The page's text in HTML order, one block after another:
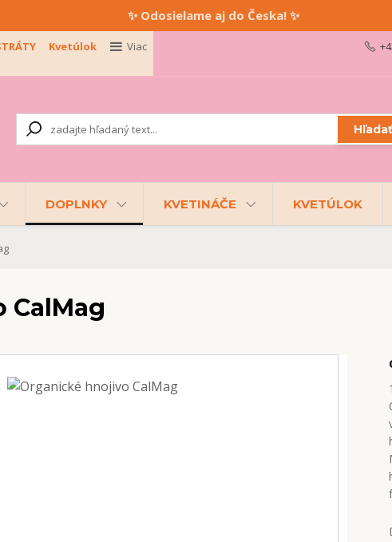
✨ Odosielame aj do Česka! ✨
Kvetúlok Viac
Hľadať
DOPLNKY KVETINÁČE KVETÚLOK